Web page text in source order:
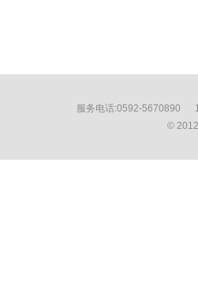
服务电话:0592-5670890
©